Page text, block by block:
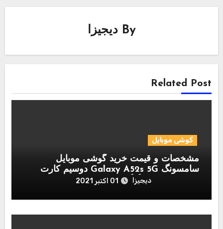
By دیجیزا
Related Post
گوشی موبایل
مشخصات و قیمت خرید گوشی موبایل
سامسونگ Galaxy A52s 5G دوسیم کارت
دیجیزا 01 اکتبر 2021